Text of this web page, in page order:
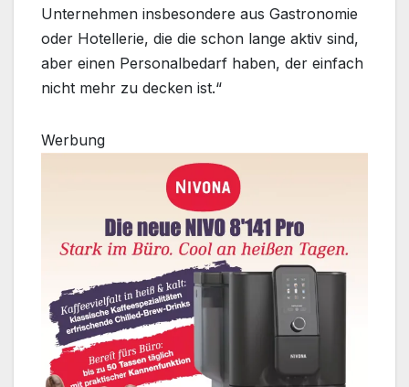
Unternehmen insbesondere aus Gastronomie
oder Hotellerie, die die schon lange aktiv sind,
aber einen Personalbedarf haben, der einfach
nicht mehr zu decken ist.“
Werbung